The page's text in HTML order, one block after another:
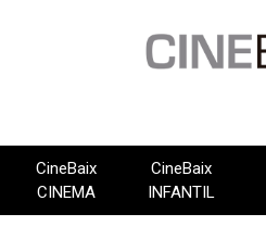
CineBaix
CINEMA
CineBaix
INFANTIL